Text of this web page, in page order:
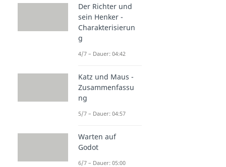
Der Richter und
sein Henker -
Charakterisierun
g
4/7 – Dauer: 04:42
Katz und Maus -
Zusammenfassu
ng
5/7 – Dauer: 04:57
Warten auf
Godot
6/7 – Dauer: 05:00